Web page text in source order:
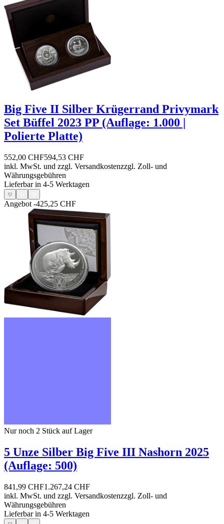
Big Five II Silber Krügerrand Privymark
Set Büffel 2023 PP (Auflage: 1.000 |
Polierte Platte)
552,00 CHF594,53 CHF
inkl. MwSt. und zzgl. Versandkostenzzgl. Zoll- und
Währungsgebühren
Lieferbar in 4-5 Werktagen
Angebot -425,25 CHF
Nur noch 2 Stück auf Lager
5 Unze Silber Big Five III Nashorn 2025
(Auflage: 500)
841,99 CHF1.267,24 CHF
inkl. MwSt. und zzgl. Versandkostenzzgl. Zoll- und
Währungsgebühren
Lieferbar in 4-5 Werktagen